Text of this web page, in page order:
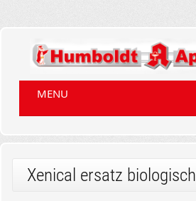
MENU
Xenical ersatz biologisch